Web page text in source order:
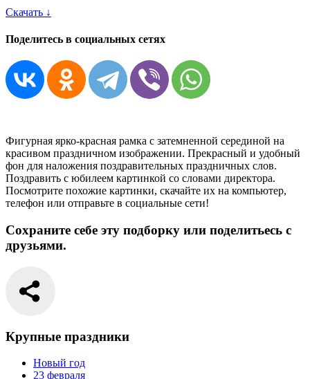
Скачать ↓
Поделитесь в социальных сетях
Фигурная ярко-красная рамка с затемненной серединой на
красивом праздничном изображении. Прекрасный и удобный
фон для наложения поздравительных праздничных слов.
Поздравить с юбилеем картинкой со словами директора.
Посмотрите похожие картинки, скачайте их на компьютер,
телефон или отправьте в социальные сети!
Сохраните себе эту подборку или поделитьесь с
друзьями.
Крупные праздники
Новый год
23 февраля